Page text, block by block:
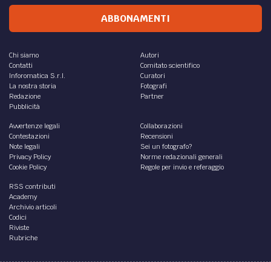
ABBONAMENTI
Chi siamo
Contatti
Inforomatica S.r.l.
La nostra storia
Redazione
Pubblicità
Autori
Comitato scientifico
Curatori
Fotografi
Partner
Avvertenze legali
Contestazioni
Note legali
Privacy Policy
Cookie Policy
Collaborazioni
Recensioni
Sei un fotografo?
Norme redazionali generali
Regole per invio e referaggio
RSS contributi
Academy
Archivio articoli
Codici
Riviste
Rubriche